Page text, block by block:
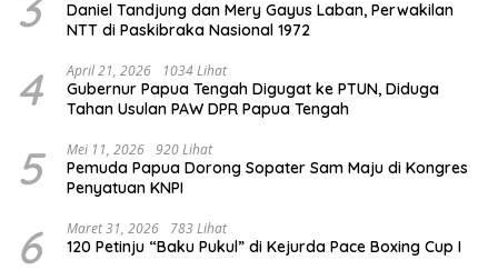
Daniel Tandjung dan Mery Gayus Laban, Perwakilan
NTT di Paskibraka Nasional 1972
4 April 21, 2026 1034 Lihat
Gubernur Papua Tengah Digugat ke PTUN, Diduga
Tahan Usulan PAW DPR Papua Tengah
5 Mei 11, 2026 920 Lihat
Pemuda Papua Dorong Sopater Sam Maju di Kongres
Penyatuan KNPI
6 Maret 31, 2026 783 Lihat
120 Petinju “Baku Pukul” di Kejurda Pace Boxing Cup I